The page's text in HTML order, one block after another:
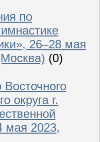
по
26‒28 мая
(0)
округа г.
мая 2023,